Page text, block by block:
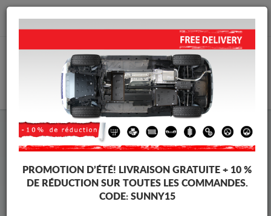
info@cachesousmoteur.fr
Cache Sous Moteur Opel Cache Sous Moteur Opel Astra
Marques
PROMOTION D’ÉTÉ! LIVRAISON GRATUITE + 10 %
DE RÉDUCTION SUR TOUTES LES COMMANDES.
CODE: SUNNY15